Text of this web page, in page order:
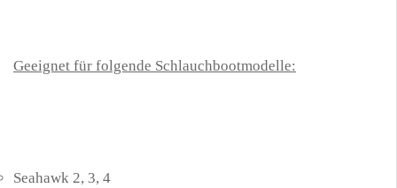
Geeignet für folgende Schlauchbootmodelle:
Seahawk 2, 3, 4